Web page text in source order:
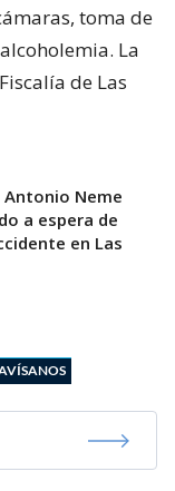
toma de
La
de Las
Antonio Neme
a espera de
en Las